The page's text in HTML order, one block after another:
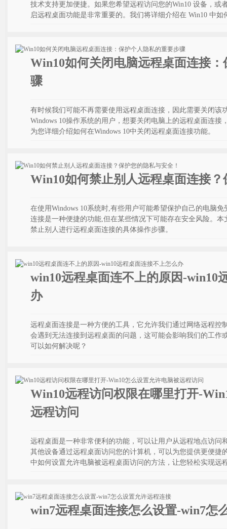
技术支持更加便捷。如果您希望远程访问您的Win10 设备，或
启远程桌面功能是非常重要的。我们将详细介绍在 Win10 中如
Win10如何关闭电脑远程桌面连接
骤
有时候我们可能不再需要使用远程桌面连接，因此需要关闭该
Windows 10操作系统的用户，想要关闭电脑上的远程桌面连
为您详细介绍如何在Windows 10中关闭远程桌面连接功能。
Win10如何禁止别人远程桌面连接
在使用Windows 10系统时,有些用户可能希望保护自己的电脑
连接是一种便捷的功能,但在某些情况下可能存在安全风险。本
禁止别人进行远程桌面连接的具体操作步骤。
win10远程桌面连不上的原因-win10
办
远程桌面连接是一种方便的工具，它允许我们通过网络远程控
会遇到无法连接到远程桌面的问题，这可能会影响我们的工作
可以如何解决呢？
Win10远程访问权限在哪里打开-
远程访问
远程桌面是一种非常便利的功能，可以让用户从远程地点访问
其他设备通过远程桌面访问您的计算机，可以为您提供更便捷
中如何设置允许电脑被远程桌面访问的方法，让您轻松实现远
win7远程桌面连接怎么设置-win7怎